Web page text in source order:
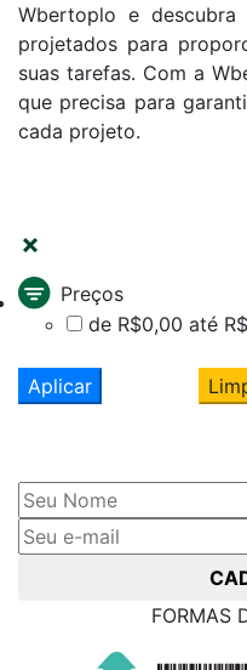
Wbertoplo e descubra
projetados para
suas tarefas. Com a
que precisa para
cada projeto.
Preços
de R$0,00 até
Aplicar
FORMAS